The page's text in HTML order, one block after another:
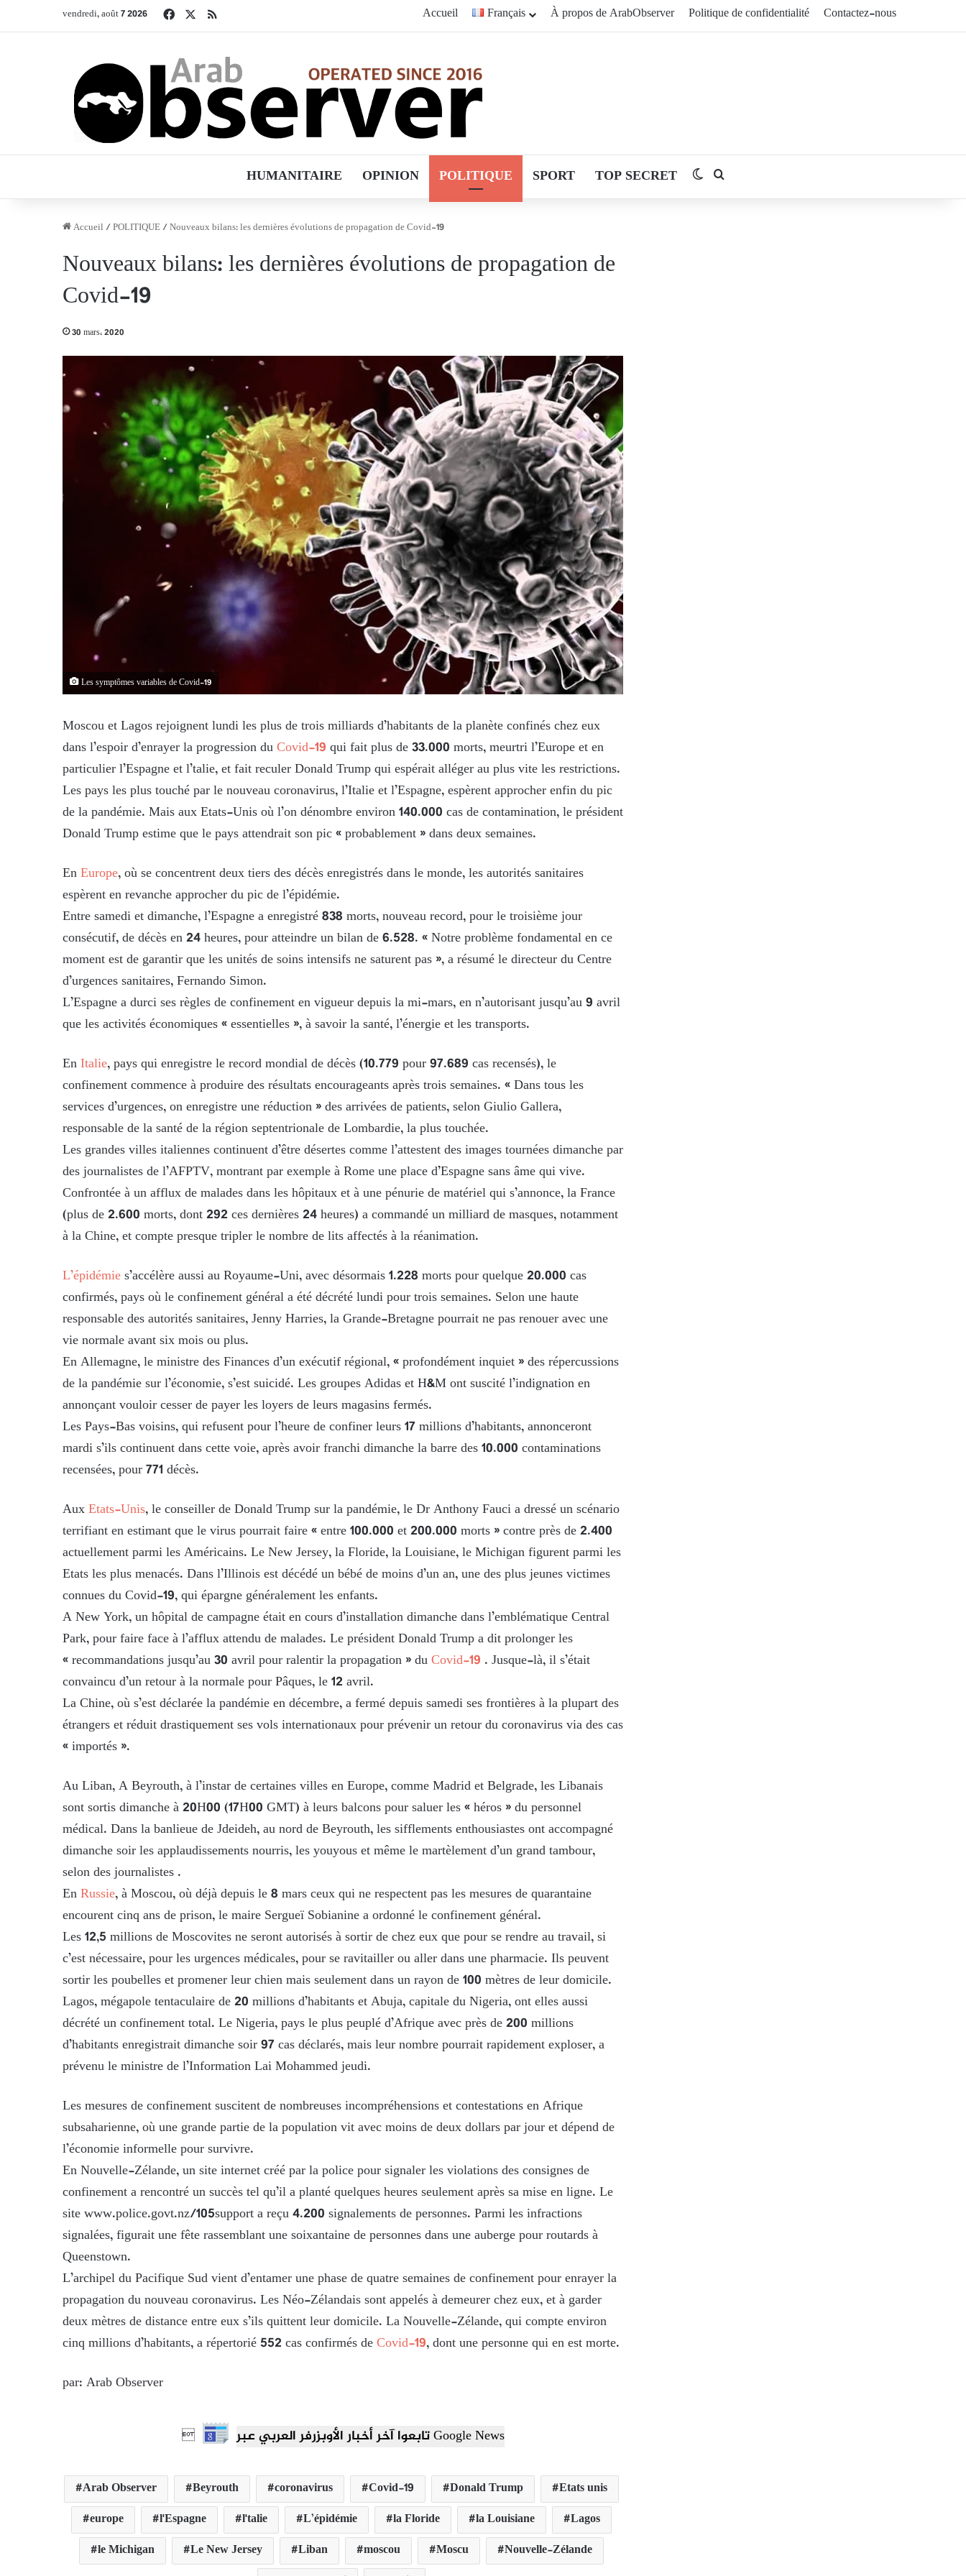
vendredi, août 7 2026 FacebookRSS Accueil Français À propos de ArabObserver Politique de confidentialité Contactez-nous
HUMANITAIRE OPINION POLITIQUE SPORT TOP SECRET Switch skin
Accueil /POLITIQUE/Nouveaux bilans: les dernières évolutions de propagation de Covid-19
Nouveaux bilans: les dernières évolutions de propagation de
Covid-19
30 mars، 2020
Les symptômes variables de Covid-19
Moscou et Lagos rejoignent lundi les plus de trois milliards d’habitants de la planète confinés chez eux
dans l’espoir d’enrayer la progression duCovid-19 qui fait plus de 33.000 morts, meurtri l’Europe et en
particulier l’Espagne et l’talie, et fait reculer Donald Trump qui espérait alléger au plus vite les restrictions.
Les pays les plus touché par le nouveau coronavirus, l’Italie et l’Espagne, espèrent approcher enfin du pic
de la pandémie. Mais aux Etats-Unis où l’on dénombre environ 140.000 cas de contamination, le président
Donald Trump estime que le pays attendrait son pic « probablement » dans deux semaines.
EnEurope, où se concentrent deux tiers des décès enregistrés dans le monde, les autorités sanitaires
espèrent en revanche approcher du pic de l’épidémie.
Entre samedi et dimanche, l’Espagne a enregistré 838 morts, nouveau record, pour le troisième jour
consécutif, de décès en 24 heures, pour atteindre un bilan de 6.528. « Notre problème fondamental en ce
moment est de garantir que les unités de soins intensifs ne saturent pas », a résumé le directeur du Centre
d’urgences sanitaires, Fernando Simon.
L’Espagne a durci ses règles de confinement en vigueur depuis la mi-mars, en n’autorisant jusqu’au 9 avril
que les activités économiques « essentielles », à savoir la santé, l’énergie et les transports.
EnItalie, pays qui enregistre le record mondial de décès (10.779 pour 97.689 cas recensés), le
confinement commence à produire des résultats encourageants après trois semaines. « Dans tous les
services d’urgences, on enregistre une réduction » des arrivées de patients, selon Giulio Gallera,
responsable de la santé de la région septentrionale de Lombardie, la plus touchée.
Les grandes villes italiennes continuent d’être désertes comme l’attestent des images tournées dimanche par
des journalistes de l’AFPTV, montrant par exemple à Rome une place d’Espagne sans âme qui vive.
Confrontée à un afflux de malades dans les hôpitaux et à une pénurie de matériel qui s’annonce, la France
(plus de 2.600 morts, dont 292 ces dernières 24 heures) a commandé un milliard de masques, notamment
à la Chine, et compte presque tripler le nombre de lits affectés à la réanimation.
L’épidémies’accélère aussi au Royaume-Uni, avec désormais 1.228 morts pour quelque 20.000 cas
confirmés, pays où le confinement général a été décrété lundi pour trois semaines. Selon une haute
responsable des autorités sanitaires, Jenny Harries, la Grande-Bretagne pourrait ne pas renouer avec une
vie normale avant six mois ou plus.
En Allemagne, le ministre des Finances d’un exécutif régional, « profondément inquiet » des répercussions
de la pandémie sur l’économie, s’est suicidé. Les groupes Adidas et H&M ont suscité l’indignation en
annonçant vouloir cesser de payer les loyers de leurs magasins fermés.
Les Pays-Bas voisins, qui refusent pour l’heure de confiner leurs 17 millions d’habitants, annonceront
mardi s’ils continuent dans cette voie, après avoir franchi dimanche la barre des 10.000 contaminations
recensées, pour 771 décès.
AuxEtats-Unis, le conseiller de Donald Trump sur la pandémie, le Dr Anthony Fauci a dressé un scénario
terrifiant en estimant que le virus pourrait faire « entre 100.000 et 200.000 morts » contre près de 2.400
actuellement parmi les Américains. Le New Jersey, la Floride, la Louisiane, le Michigan figurent parmi les
Etats les plus menacés. Dans l’Illinois est décédé un bébé de moins d’un an, une des plus jeunes victimes
connues du Covid-19, qui épargne généralement les enfants.
A New York, un hôpital de campagne était en cours d’installation dimanche dans l’emblématique Central
Park, pour faire face à l’afflux attendu de malades. Le président Donald Trump a dit prolonger les
« recommandations jusqu’au 30 avril pour ralentir la propagation » duCovid-19 . Jusque-là, il s’était
convaincu d’un retour à la normale pour Pâques, le 12 avril.
La Chine, où s’est déclarée la pandémie en décembre, a fermé depuis samedi ses frontières à la plupart des
étrangers et réduit drastiquement ses vols internationaux pour prévenir un retour du coronavirus via des cas
« importés ».
Au Liban, A Beyrouth, à l’instar de certaines villes en Europe, comme Madrid et Belgrade, les Libanais
sont sortis dimanche à 20H00 (17H00 GMT) à leurs balcons pour saluer les « héros » du personnel
médical. Dans la banlieue de Jdeideh, au nord de Beyrouth, les sifflements enthousiastes ont accompagné
dimanche soir les applaudissements nourris, les youyous et même le martèlement d’un grand tambour,
selon des journalistes .
EnRussie, à Moscou, où déjà depuis le 8 mars ceux qui ne respectent pas les mesures de quarantaine
encourent cinq ans de prison, le maire Sergueï Sobianine a ordonné le confinement général.
Les 12,5 millions de Moscovites ne seront autorisés à sortir de chez eux que pour se rendre au travail, si
c’est nécessaire, pour les urgences médicales, pour se ravitailler ou aller dans une pharmacie. Ils peuvent
sortir les poubelles et promener leur chien mais seulement dans un rayon de 100 mètres de leur domicile.
Lagos, mégapole tentaculaire de 20 millions d’habitants et Abuja, capitale du Nigeria, ont elles aussi
décrété un confinement total. Le Nigeria, pays le plus peuplé d’Afrique avec près de 200 millions
d’habitants enregistrait dimanche soir 97 cas déclarés, mais leur nombre pourrait rapidement exploser, a
prévenu le ministre de l’Information Lai Mohammed jeudi.
Les mesures de confinement suscitent de nombreuses incompréhensions et contestations en Afrique
subsaharienne, où une grande partie de la population vit avec moins de deux dollars par jour et dépend de
l’économie informelle pour survivre.
En Nouvelle-Zélande, un site internet créé par la police pour signaler les violations des consignes de
confinement a rencontré un succès tel qu’il a planté quelques heures seulement après sa mise en ligne. Le
site www.police.govt.nz/105support a reçu 4.200 signalements de personnes. Parmi les infractions
signalées, figurait une fête rassemblant une soixantaine de personnes dans une auberge pour routards à
Queenstown.
L’archipel du Pacifique Sud vient d’entamer une phase de quatre semaines de confinement pour enrayer la
propagation du nouveau coronavirus. Les Néo-Zélandais sont appelés à demeurer chez eux, et à garder
deux mètres de distance entre eux s’ils quittent leur domicile. La Nouvelle-Zélande, qui compte environ
cinq millions d’habitants, a répertorié 552 cas confirmés deCovid-19, dont une personne qui en est morte.
par: Arab Observer
 تابعوا آخر أخبار الأوبزرفر العربي عبر Google News
Arab Observer Beyrouth coronavirus Covid-19 Donald Trump
Etats unis
europe
l'Espagne l'talie L’épidémie la Floride la Louisiane
Lagos
le Michigan
Le New Jersey Liban moscou Moscu
Nouvelle-Zélande